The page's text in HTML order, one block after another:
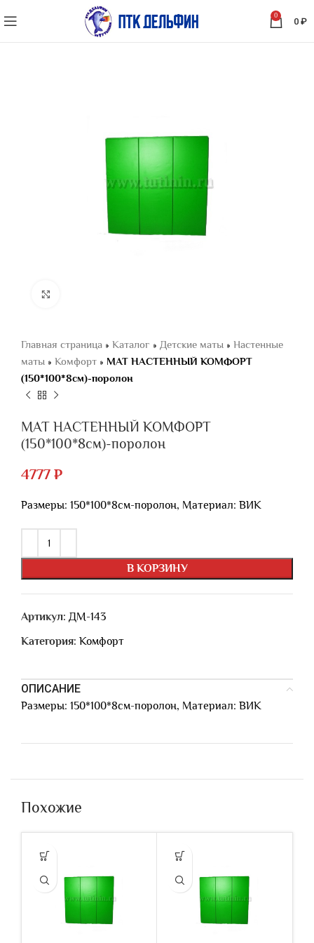
0
0 ₽
Главная страница » Каталог » Детские маты » Настенные
маты » Комфорт » МАТ НАСТЕННЫЙ КОМФОРТ
(150*100*8см)-поролон
МАТ НАСТЕННЫЙ КОМФОРТ
(150*100*8см)-поролон
4777 ₽
Размеры: 150*100*8см-поролон, Материал: ВИК
В КОРЗИНУ
Артикул: ДМ-143
Категория: Комфорт
ОПИСАНИЕ
Размеры: 150*100*8см-поролон, Материал: ВИК
Похожие